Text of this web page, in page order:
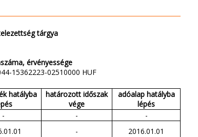
tárgya
érvényessége
15362223-02510000 HUF
hatályba
határozott időszak
vége
adóalap hatályba
lépés
- -
-
- 2016.01.01